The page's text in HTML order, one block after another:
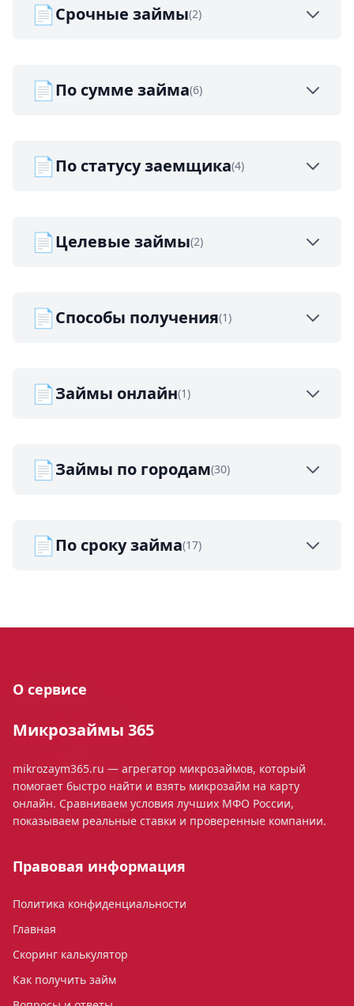
📄Срочные займы(2)
📄По сумме займа(6)
📄По статусу заемщика(4)
📄Целевые займы(2)
📄Способы получения(1)
📄Займы онлайн(1)
📄Займы по городам(30)
📄По сроку займа(17)
О сервисе
Микрозаймы 365
mikrozaym365.ru — агрегатор микрозаймов, который
помогает быстро найти и взять микрозайм на карту
онлайн. Сравниваем условия лучших МФО России,
показываем реальные ставки и проверенные компании.
Правовая информация
Политика конфиденциальности
Главная
Скоринг калькулятор
Как получить займ